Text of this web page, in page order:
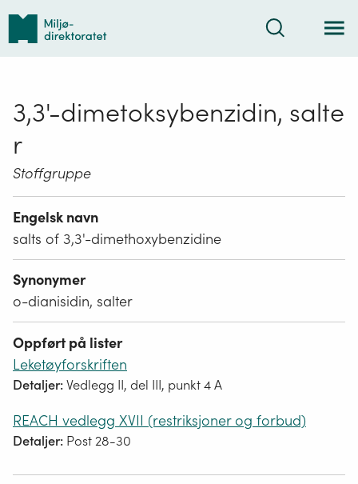
Tilbake
forsiden
Søk
3,3'-dimetoksybenzidin, salte
r
Stoffgruppe
Engelsk navn
salts of 3,3'-dimethoxybenzidine
Synonymer
o-dianisidin, salter
Oppført på lister
Leketøyforskriften
Detaljer:Vedlegg II, del III, punkt 4 A
REACH vedlegg XVII (restriksjoner og forbud)
Detaljer: Post 28-30